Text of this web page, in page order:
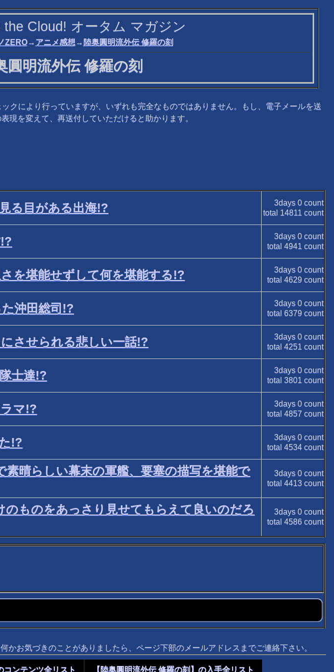
the Cloud! オータム マガジン
ZERO→ アニメ感想 → 陸奥圓明流外伝 修羅の刻
圓明流外伝 修羅の刻
により行っていますが、いずれも完全なものではありません。もし、電子メールを送
現を変えて、再送付していただけると助かります。
る目がある出海!? 3days 0count
total 14811 count
3days 0count
total 4941 count
を堪能せずして何を堪能する!? 3days 0count
total 4629 count
沖田総司!? 3days 0count
total 6379 count
させられる悲しい一話!? 3days 0count
total 4251 count
士達!? 3days 0count
total 3801 count
マ!? 3days 0count
total 4857 count
!? 3days 0count
total 4534count
晴らしい幕末の軍艦、要塞の描写を堪能で
3days 0count
total 4413count
ものをあっさり見せてもらえて良いのだろ
3days 0count
total 4586count
お気づきのことがありましたら、ページ下部のメールアドレスまでご連絡下さい。
コンテンツ全リスト 【陸奥圓明流外伝 修羅の刻】の入手全リスト